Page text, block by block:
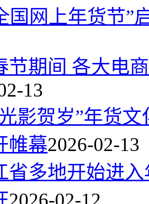
国网上年货节”
节期间 各大电
13
影贺岁”年货
帷幕2026-02-13
省多地开始进
2026-02-12